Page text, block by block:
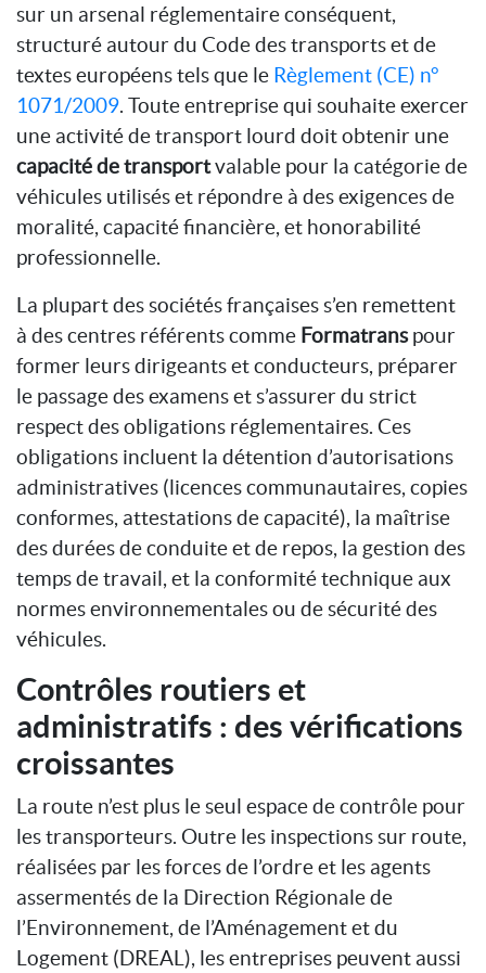
sur un arsenal réglementaire conséquent,
structuré autour du Code des transports et de
textes européens tels que le Règlement (CE) n°
1071/2009. Toute entreprise qui souhaite exercer
une activité de transport lourd doit obtenir une
capacité de transportvalable pour la catégorie de
véhicules utilisés et répondre à des exigences de
moralité, capacité financière, et honorabilité
professionnelle.
La plupart des sociétés françaises s’en remettent
à des centres référents comme Formatranspour
former leurs dirigeants et conducteurs, préparer
le passage des examens et s’assurer du strict
respect des obligations réglementaires. Ces
obligations incluent la détention d’autorisations
administratives (licences communautaires, copies
conformes, attestations de capacité), la maîtrise
des durées de conduite et de repos, la gestion des
temps de travail, et la conformité technique aux
normes environnementales ou de sécurité des
véhicules.
Contrôles routiers et
administratifs : des vérifications
croissantes
La route n’est plus le seul espace de contrôle pour
les transporteurs. Outre les inspections sur route,
réalisées par les forces de l’ordre et les agents
assermentés de la Direction Régionale de
l’Environnement, de l’Aménagement et du
Logement (DREAL), les entreprises peuvent aussi